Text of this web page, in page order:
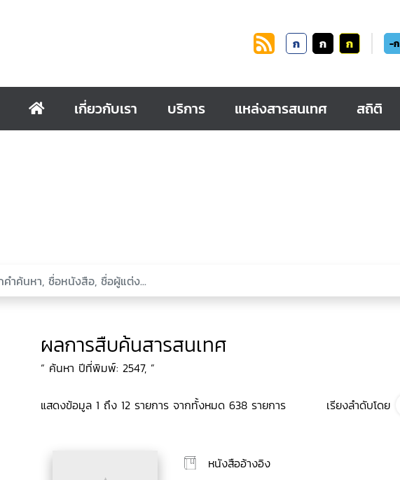
ก ก ก -ก
เกี่ยวกับเรา บริการ แหล่งสารสนเทศ สถิติ
ผลการสืบค้นสารสนเทศ
“ ค้นหา ปีที่พิมพ์: 2547, ”
แสดงข้อมูล 1 ถึง 12 รายการ จากทั้งหมด 638 รายการ เรียงลำดับโดย
หนังสืออ้างอิง